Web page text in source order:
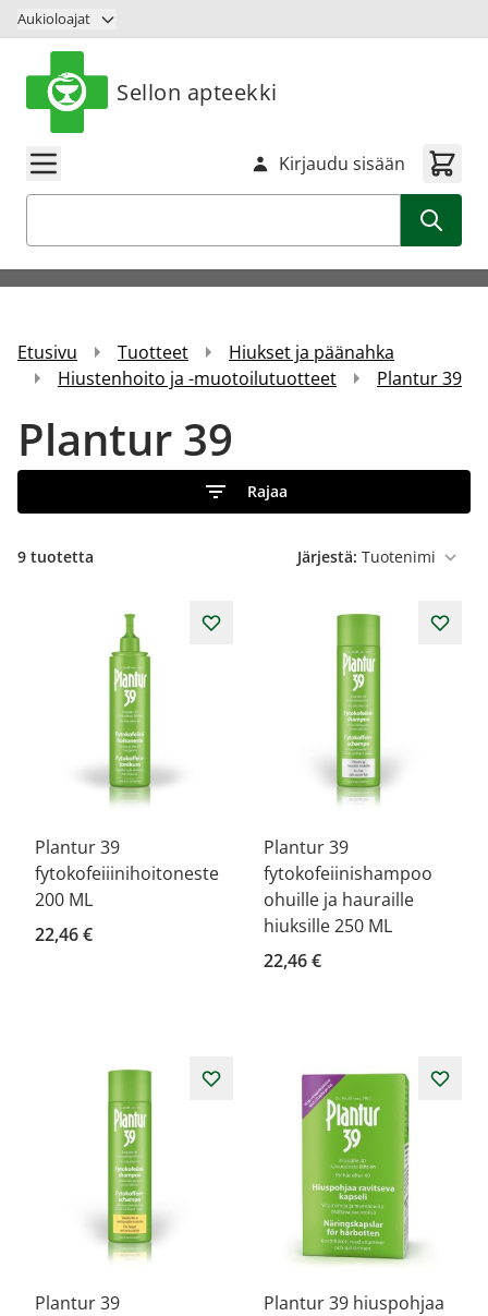
Siirry sisältöön
Aukioloajat
Sellon apteekki
Kirjaudu sisään
Etusivu Tuotteet
Hiukset ja päänahka
Hiustenhoito ja -muotoilutuotteet
Plantur 39
Plantur 39
Rajaa
9 tuotetta Järjestä:
Plantur 39
fytokofeiiinihoitoneste
200 ML
22,46 €
Plantur 39
fytokofeiinishampoo
ohuille ja hauraille
hiuksille 250 ML
22,46 €
Plantur 39
Plantur 39 hiuspohjaa